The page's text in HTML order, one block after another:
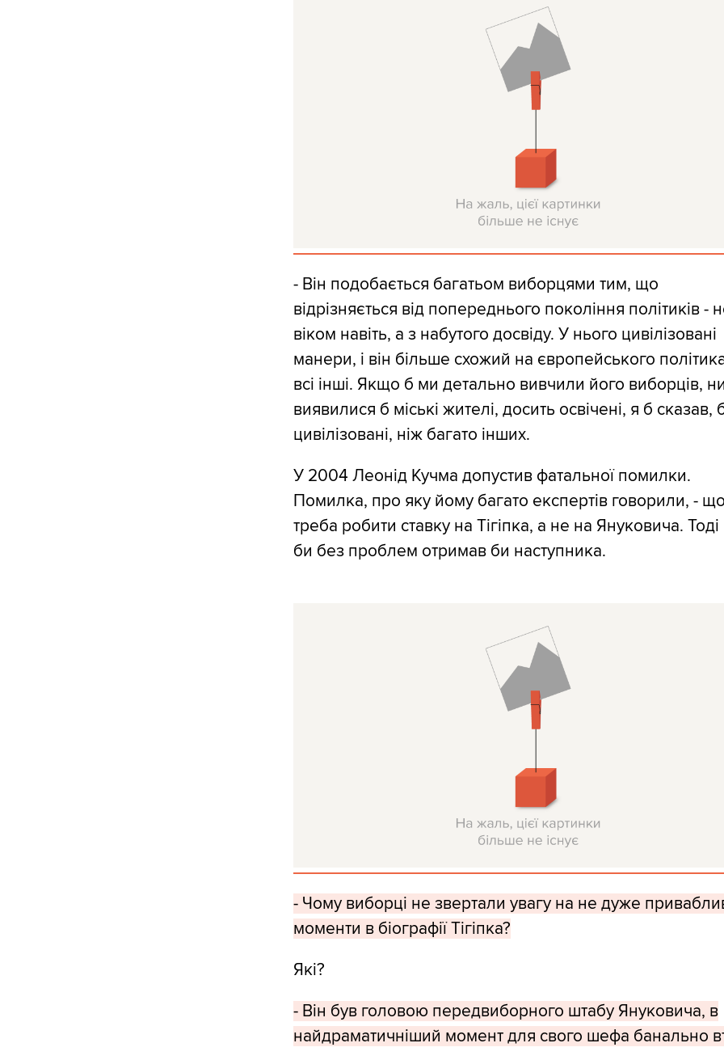
- Він подобається багатьом виборцями тим, що
відрізняється від попереднього покоління політиків -
віком навіть, а з набутого досвіду. У нього цивілізовані
манери, і він більше схожий на європейського
всі інші. Якщо б ми детально вивчили його виборців,
виявилися б міські жителі, досить освічені, я б сказав,
цивілізовані, ніж багато інших.
У 2004 Леонід Кучма допустив фатальної помилки.
Помилка, про яку йому багато експертів говорили, -
треба робити ставку на Тігіпка, а не на Януковича. Тоді
би без проблем отримав би наступника.
- Чому виборці не звертали увагу на не дуже
моменти в біографії Тігіпка?
Які?
- Він був головою передвиборного штабу Януковича, в
найдраматичніший момент для свого шефа банально